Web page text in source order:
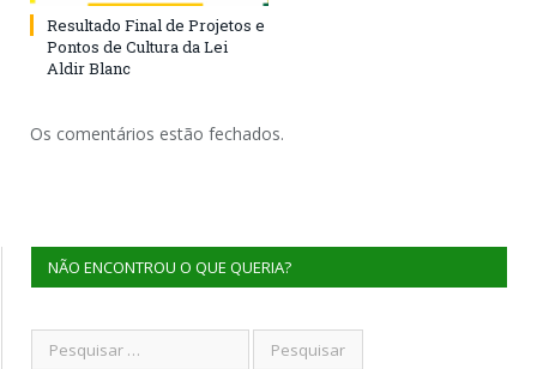
Resultado Final de Projetos e
Pontos de Cultura da Lei
Aldir Blanc
Os comentários estão fechados.
NÃO ENCONTROU O QUE QUERIA?